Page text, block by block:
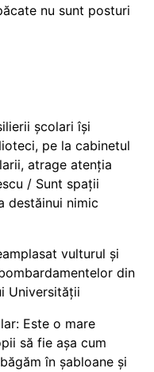
nu sunt posturi
școlari își
pe la cabinetul
atrage atenția
/ Sunt spații
destăinui nimic
vulturul și
din
Universității
Este o mare
să fie așa cum
în șabloane și